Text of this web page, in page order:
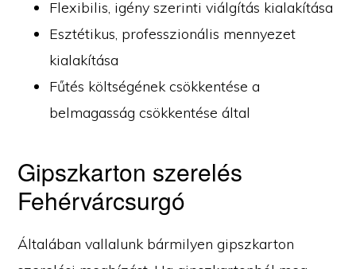
Flexibilis, igény szerinti viálgítás kialakítása
Esztétikus, professzionális mennyezet
kialakítása
Fűtés költségének csökkentése a
belmagasság csökkentése által
Gipszkarton szerelés
Fehérvárcsurgó
Általában vallalunk bármilyen gipszkarton